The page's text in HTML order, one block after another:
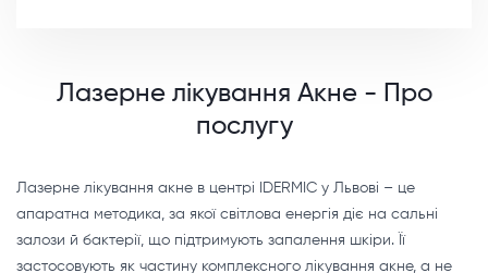
Лазерне лікування Акне - Про
послугу
Лазерне лікування акне в центрі IDERMIC у Львові – це
апаратна методика, за якої світлова енергія діє на сальні
залози й бактерії, що підтримують запалення шкіри. Її
застосовують як частину комплексного лікування акне, а не